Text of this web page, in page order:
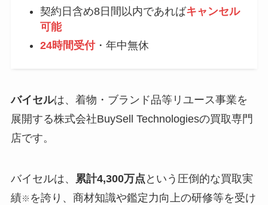
契約日含め8日間以内であればキャンセル
可能
24時間受付・年中無休
バイセルは、着物・ブランド品等リユース事業を
展開する株式会社BuySell Technologiesの買取専門
店です。
バイセルは、 累計4,300万点 という圧倒的な買取実
績※ を誇り、商材知識や鑑定力向上の研修等を受け